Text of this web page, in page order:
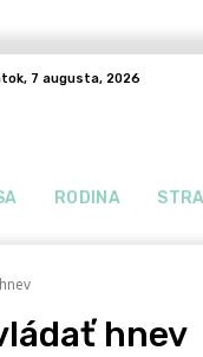
7 augusta, 2026
RODINA
hnev